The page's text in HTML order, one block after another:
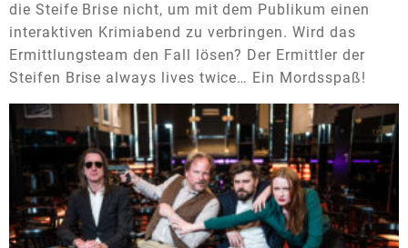
die Steife Brise nicht, um mit dem Publikum einen
interaktiven Krimiabend zu verbringen. Wird das
Ermittlungsteam den Fall lösen? Der Ermittler der
Steifen Brise always lives twice… Ein Mordsspaß!